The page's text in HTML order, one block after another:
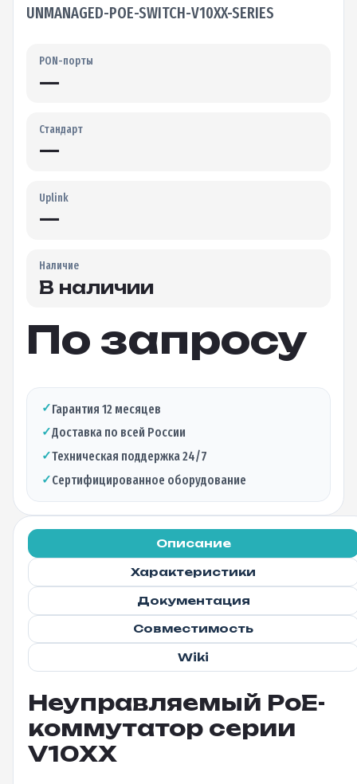
UNMANAGED-POE-SWITCH-V10XX-SERIES
PON-порты
—
Стандарт
—
Uplink
—
Наличие
В наличии
По запросу
✓Гарантия 12 месяцев
✓Доставка по всей России
✓Техническая поддержка 24/7
✓Сертифицированное оборудование
Описание
Характеристики
Документация
Совместимость
Wiki
Неуправляемый PoE-
коммутатор серии
V10XX